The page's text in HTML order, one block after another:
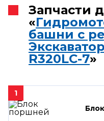
Запчасти
«
башни с
R320LC-7»
1